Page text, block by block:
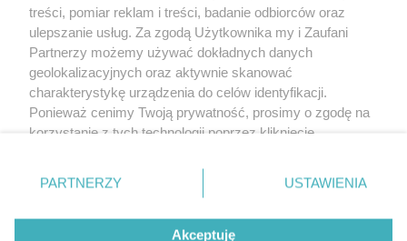
O nas
treści, pomiar reklam i treści, badanie odbiorców oraz
ulepszanie usług. Za zgodą Użytkownika my i Zaufani
Partnerzy możemy używać dokładnych danych
geolokalizacyjnych oraz aktywnie skanować
charakterystykę urządzenia do celów identyfikacji.
Ponieważ cenimy Twoją prywatność, prosimy o zgodę na
korzystanie z tych technologii poprzez kliknięcie
zmienić/wycofać klikając przycisk ustawień prywatności
znajdujący się w lewym dolnym rogu strony
rodzaje przetwarzania danych nie wymagają zgody
użytkownika, ale masz prawo sprzeciwić się takiemu
PARTNERZY USTAWIENIA
Akceptuję